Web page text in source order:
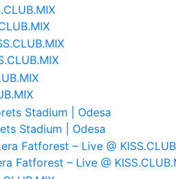
Stadium | Odesa
Fatforest – Live @